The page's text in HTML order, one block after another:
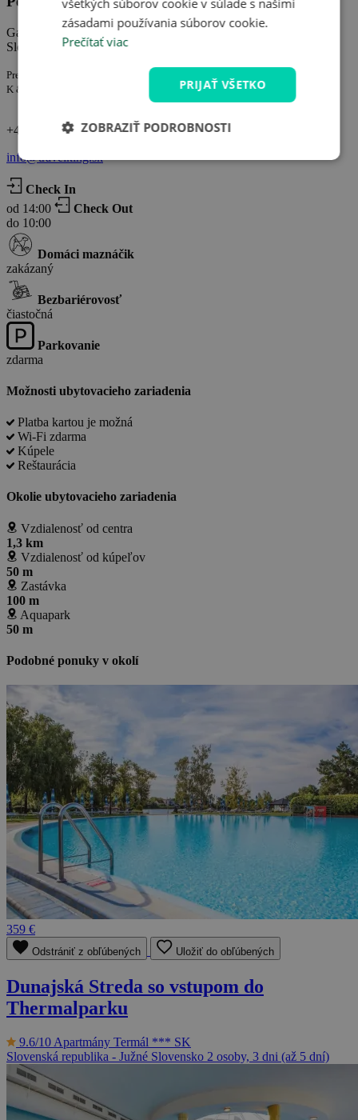
Gabčikovská cesta 4594, Dunajská Streda
Slovenská republika
Prevádzkuje spoločnosť:
K & V Fortune s. r. o. IČ: 36251631
+421 905 442 083
info@travelking.sk
Check In
od 14:00
Check Out
do 10:00
Domáci maznáčik
zakázaný
Bezbariérovosť
čiastočná
Parkovanie
zdarma
Možnosti ubytovacieho zariadenia
Platba kartou je možná
Wi-Fi zdarma
Kúpele
Reštaurácia
Okolie ubytovacieho zariadenia
Vzdialenosť od centra
1,3 km
Vzdialenosť od kúpeľov
50 m
Zastávka
100 m
Aquapark
50 m
Podobné ponuky v okolí
359 €
Odstrániť z obľúbených Uložiť do obľúbených
Dunajská Streda so vstupom do
Thermalparku
9.6/10 Apartmány Termál *** SK
Slovenská republika - Južné Slovensko 2 osoby, 3 dni (až 5 dní)
všetkých súborov cookie v súlade s našimi
zásadami používania súborov cookie.
Prečítať viac
PRIJAŤ VŠETKO
ZOBRAZIŤ PODROBNOSTI